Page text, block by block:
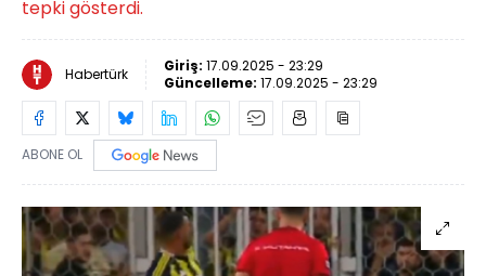
tepki gösterdi.
Habertürk Giriş: 17.09.2025 - 23:29
Güncelleme: 17.09.2025 - 23:29
ABONE OL